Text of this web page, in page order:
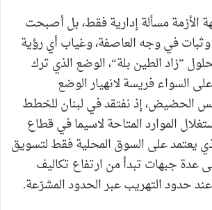
الأزمة مسألة إدارية فقط، بل أصبحت
في وجه العاصفة، وغياب أي رؤية
”زاد الطين بلة“، الوضع الذي ترك
السواء فريسة لانهيار الوضع
الحضيض، إذ نفتقد في لبنان للخطط
الموارد المتاحة لاسيما في قطاع
يعتمد على السوق المحلية فقط لتسويق
عدة جبهات تبدأ من ارتفاع تكاليف
حدود التهريب عبر الحدود المشرّعة.